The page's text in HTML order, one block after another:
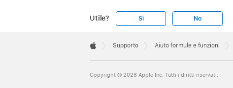
Utile? Sì No
Footer

Supporto Aiuto formule e funzioni
Copyright © 2026 Apple Inc. Tutti i diritti riservati.